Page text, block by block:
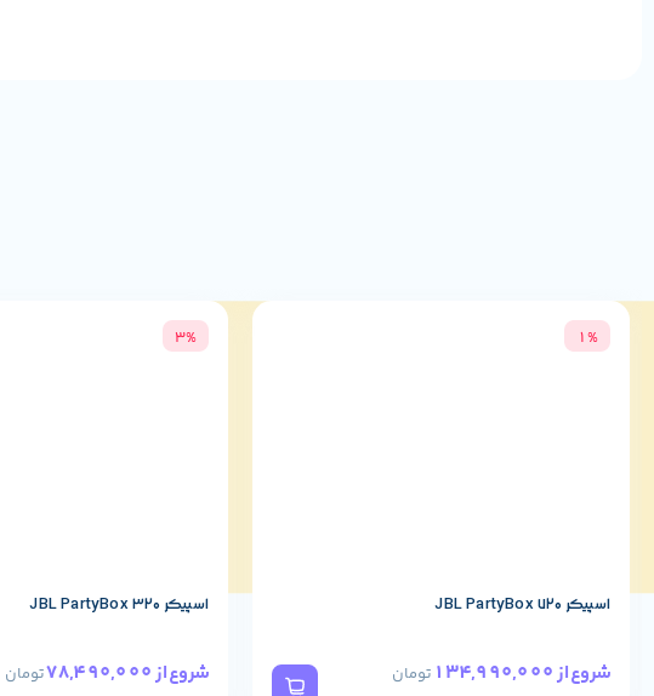
اسپیکر JBL PartyBox 720
شروع از134,990,000 تومان
1%
اسپیکر JBL PartyBox 320
شروع از78,490,000 تومان
3%